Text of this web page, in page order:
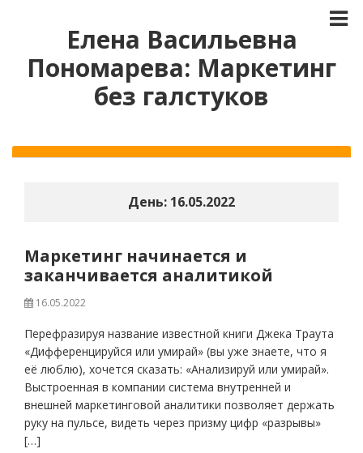
Елена Васильевна
Пономарева: Маркетинг
без галстуков
День: 16.05.2022
Маркетинг начинается и
заканчивается аналитикой
16.05.2022
Перефразируя название известной книги Джека Траута
«Дифференцируйся или умирай» (вы уже знаете, что я
её люблю), хочется сказать: «Анализируй или умирай».
Выстроенная в компании система внутренней и
внешней маркетинговой аналитики позволяет держать
руку на пульсе, видеть через призму цифр «разрывы»
[…]